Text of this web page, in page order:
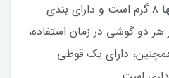
است. وزن این محصول تنها ۸ گرم است و دارای بندی
دو گوشی در زمان استفاده،
دارای یک قوطی